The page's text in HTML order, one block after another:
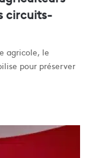
circuits-
agricole, le
pour préserver